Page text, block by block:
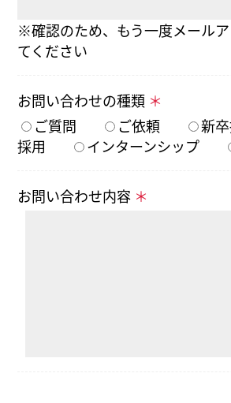
※確認のため、もう一度メール
てください
お問い合わせの種類 ＊
ご質問
ご依頼 新
採用
インターンシップ
お問い合わせ内容 ＊